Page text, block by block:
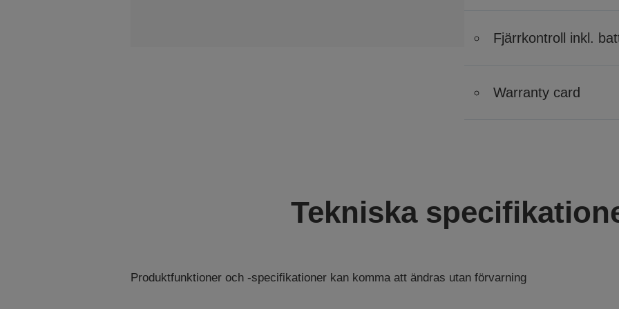
Fjärrkontroll inkl.
Warranty card
Tekniska
Produktfunktioner och -specifikationer kan komma att ändras utan förvarning